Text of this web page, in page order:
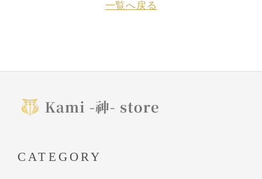
一覧へ戻る
CATEGORY